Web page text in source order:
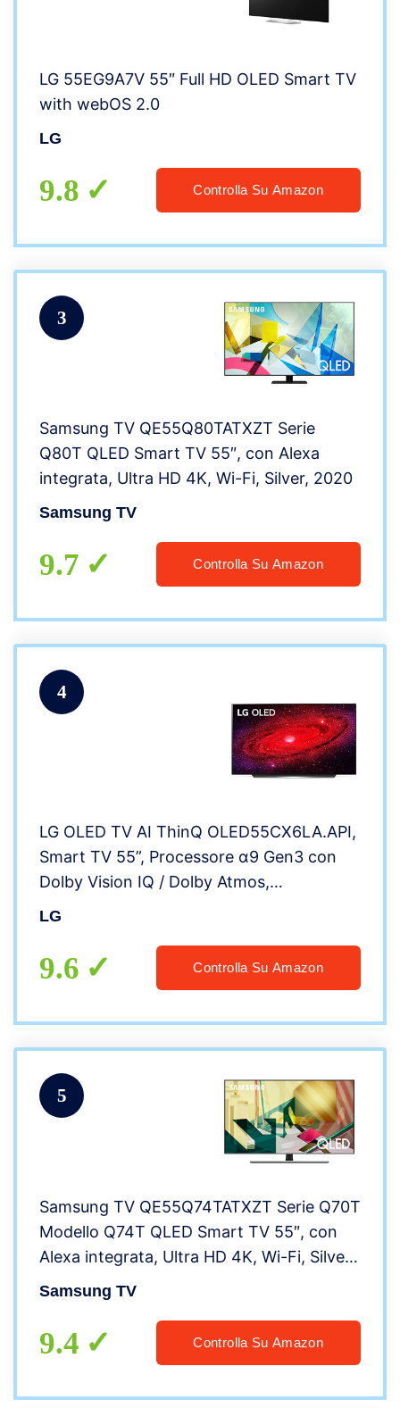
LG 55EG9A7V 55″ Full HD OLED Smart TV
with webOS 2.0
LG
9.8 Controlla Su Amazon
3
Samsung TV QE55Q80TATXZT Serie
Q80T QLED Smart TV 55″, con Alexa
integrata, Ultra HD 4K, Wi-Fi, Silver, 2020
Samsung TV
9.7 Controlla Su Amazon
4
LG OLED TV AI ThinQ OLED55CX6LA.API,
Smart TV 55”, Processore α9 Gen3 con
Dolby Vision IQ / Dolby Atmos,
Compatibile NVIDIA G-Sync, Google
LG
9.6 Controlla Su Amazon
5
Samsung TV QE55Q74TATXZT Serie Q70T
Modello Q74T QLED Smart TV 55″, con
Alexa integrata, Ultra HD 4K, Wi-Fi, Silver,
2020, Esclusiva Amazon
Samsung TV
9.4 Controlla Su Amazon